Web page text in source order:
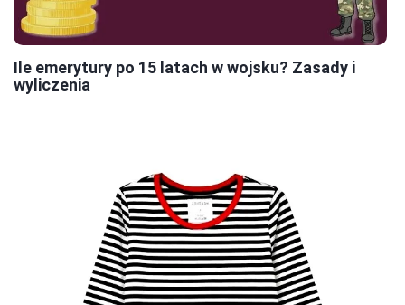
Ile emerytury po 15 latach w wojsku? Zasady i
wyliczenia